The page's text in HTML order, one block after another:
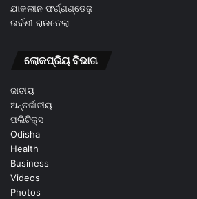
ଯାକଲୀନ ଫର୍ଣ୍ଣଣ୍ଡେଜ଼
ଉର୍ବଶୀ ରାଉତେଲା
ଲୋକପ୍ରିୟ ବିଭାଗ
ଜାତୀୟ
ଅନ୍ତର୍ଜାତୀୟ
ପଲିଟିକ୍ସ
Odisha
Health
Business
Videos
Photos